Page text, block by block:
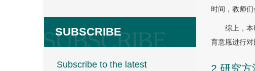
SUBSCRIBE
Subscribe to the latest
时间，教师
综上，
育意愿进行对
2 研究方